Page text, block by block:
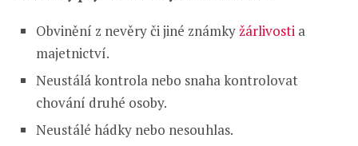
Obvinění z nevěry či jiné známkyžárlivosti a
majetnictví.
Neustálá kontrola nebo snaha kontrolovat
chování druhé osoby.
Neustálé hádky nebo nesouhlas.